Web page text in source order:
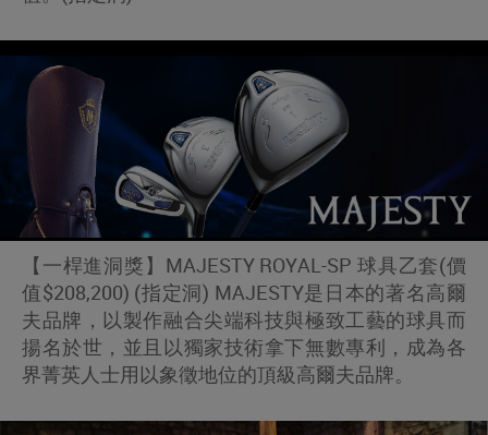
【一桿進洞獎】MAJESTY ROYAL-SP 球具乙套(價
值$208,200) (指定洞) MAJESTY是日本的著名高爾
夫品牌，以製作融合尖端科技與極致工藝的球具而
揚名於世，並且以獨家技術拿下無數專利，成為各
界菁英人士用以象徵地位的頂級高爾夫品牌。